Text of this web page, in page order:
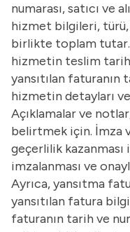
numarası, satıcı ve
hizmet bilgileri,
birlikte toplam tutar.
hizmetin teslim
yansıtılan faturanın
hizmetin detayları
Açıklamalar ve
belirtmek için. İmza
geçerlilik
imzalanması ve
Ayrıca, yansıtma
yansıtılan fatura
faturanın tarih ve